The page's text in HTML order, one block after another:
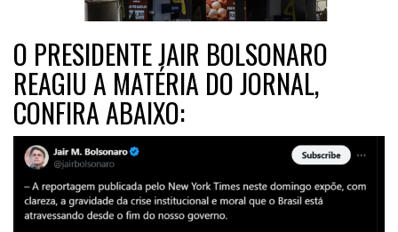
O PRESIDENTE JAIR BOLSONARO
REAGIU A MATÉRIA DO JORNAL,
CONFIRA ABAIXO: